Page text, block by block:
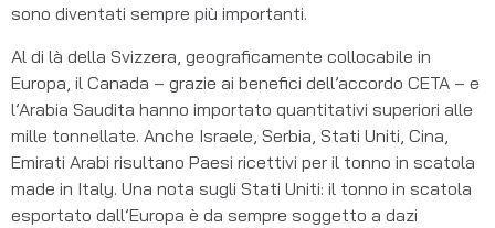
sono diventati sempre più importanti.
Al di là della Svizzera, geograficamente collocabile in
Europa, il Canada – grazie ai benefici dell’accordo CETA – e
l’Arabia Saudita hanno importato quantitativi superiori alle
mille tonnellate. Anche Israele, Serbia, Stati Uniti, Cina,
Emirati Arabi risultano Paesi ricettivi per il tonno in scatola
made in Italy. Una nota sugli Stati Uniti: il tonno in scatola
esportato dall’Europa è da sempre soggetto a dazi